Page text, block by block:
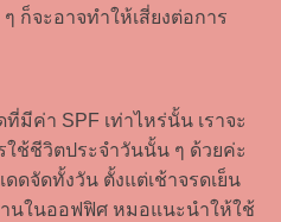
ก็จะอาจทำให้เสี่ยงต่อการ
มีค่า SPF เท่าไหร่นั้น เราจะ
ช้ชีวิตประจำวันนั้น ๆ ด้วยค่ะ
ดจัดทั้งวัน ตั้งแต่เช้าจรดเย็น
นในออฟฟิศ หมอแนะนำให้ใช้